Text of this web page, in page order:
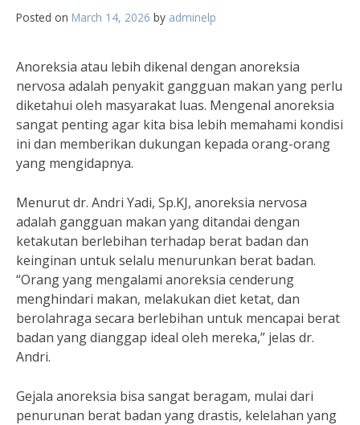
Posted on March 14, 2026 by adminelp
Anoreksia atau lebih dikenal dengan anoreksia
nervosa adalah penyakit gangguan makan yang perlu
diketahui oleh masyarakat luas. Mengenal anoreksia
sangat penting agar kita bisa lebih memahami kondisi
ini dan memberikan dukungan kepada orang-orang
yang mengidapnya.
Menurut dr. Andri Yadi, Sp.KJ, anoreksia nervosa
adalah gangguan makan yang ditandai dengan
ketakutan berlebihan terhadap berat badan dan
keinginan untuk selalu menurunkan berat badan.
“Orang yang mengalami anoreksia cenderung
menghindari makan, melakukan diet ketat, dan
berolahraga secara berlebihan untuk mencapai berat
badan yang dianggap ideal oleh mereka,” jelas dr.
Andri.
Gejala anoreksia bisa sangat beragam, mulai dari
penurunan berat badan yang drastis, kelelahan yang